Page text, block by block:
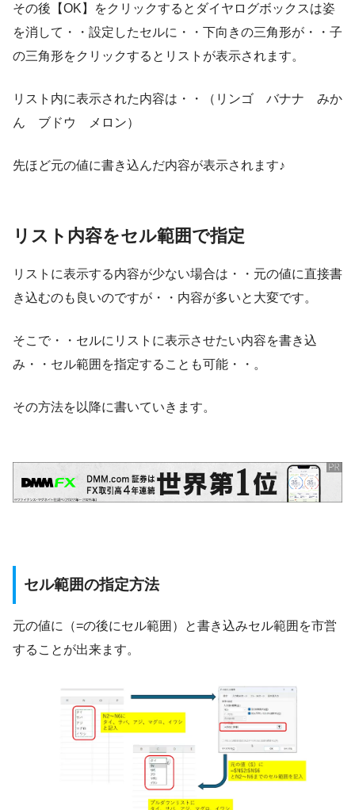
その後【OK】をクリックするとダイヤログボックスは姿
を消して・・設定したセルに・・下向きの三角形が・・子
の三角形をクリックするとリストが表示されます。
リスト内に表示された内容は・・（リンゴ バナナ みか
ん ブドウ メロン）
先ほど元の値に書き込んだ内容が表示されます♪
リスト内容をセル範囲で指定
リストに表示する内容が少ない場合は・・元の値に直接書
き込むのも良いのですが・・内容が多いと大変です。
そこで・・セルにリストに表示させたい内容を書き込
み・・セル範囲を指定することも可能・・。
その方法を以降に書いていきます。
セル範囲の指定方法
元の値に（=の後にセル範囲）と書き込みセル範囲を市営
することが出来ます。